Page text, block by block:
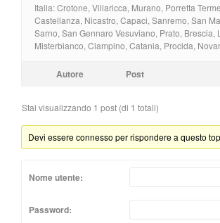
Italia: Crotone, Villaricca, Murano, Porretta
Castellanza, Nicastro, Capaci, Sanremo, San
Sarno, San Gennaro Vesuviano, Prato, Brescia,
Misterbianco, Ciampino, Catania, Procida,
Autore Post
Stai visualizzando 1 post (di 1 totali)
Devi essere connesso per rispondere a questo
Nome utente:
Password: